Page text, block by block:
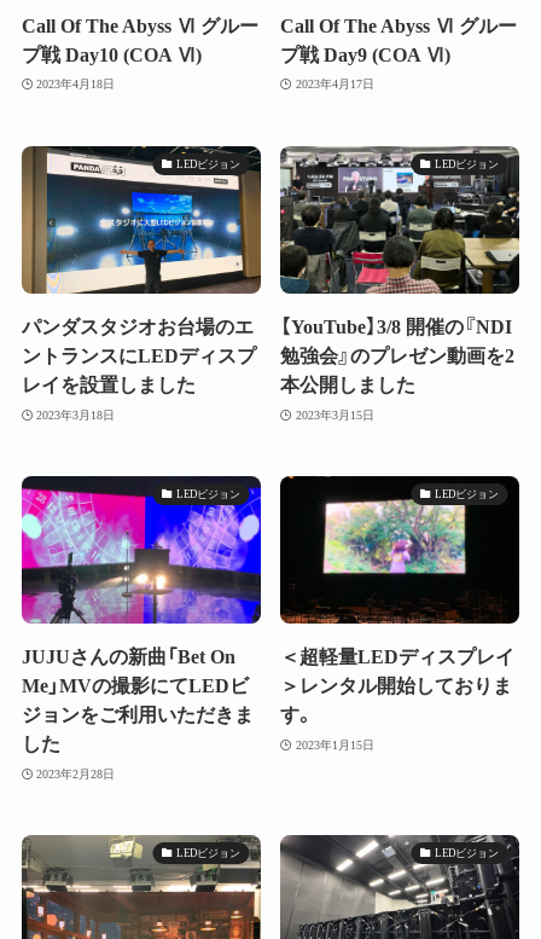
Call Of The Abyss Ⅵ グルー
プ戦 Day10 (COA Ⅵ)
2023年4月18日
Call Of The Abyss Ⅵ グルー
プ戦 Day9 (COA Ⅵ)
2023年4月17日
LEDビジョン
パンダスタジオお台場のエ
ントランスにLEDディスプ
レイを設置しました
2023年3月18日
LEDビジョン
【YouTube】3/8 開催の『NDI
勉強会』のプレゼン動画を2
本公開しました
2023年3月15日
LEDビジョン
JUJUさんの新曲「Bet On
Me」MVの撮影にてLEDビ
ジョンをご利用いただきま
した
2023年2月28日
LEDビジョン
＜超軽量LEDディスプレイ
＞レンタル開始しておりま
す。
2023年1月15日
LEDビジョン LEDビジョン